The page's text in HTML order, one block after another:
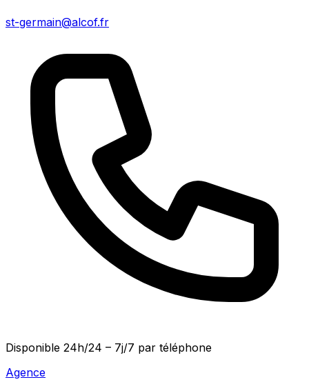
st-germain@alcof.fr
Disponible 24h/24 – 7j/7 par téléphone
Agence